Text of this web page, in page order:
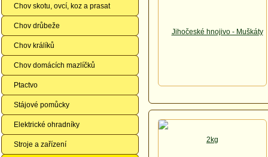
Chov skotu, ovcí, koz a prasat
Chov drůbeže
Chov králíků
Chov domácích mazlíčků
Ptactvo
Stájové pomůcky
Elektrické ohradníky
Stroje a zařízení